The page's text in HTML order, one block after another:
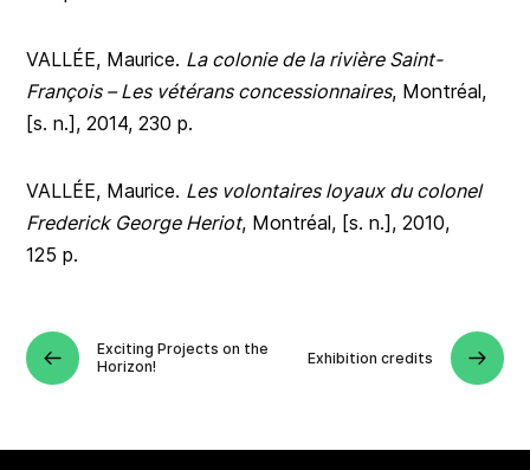
VALLÉE, Maurice. La colonie de la rivière Saint-
François – Les vétérans concessionnaires, Montréal,
[s. n.], 2014, 230 p.
VALLÉE, Maurice. Les volontaires loyaux du colonel
Frederick George Heriot, Montréal, [s. n.], 2010,
125 p.
Exciting Projects on the
Horizon!
Exhibition credits